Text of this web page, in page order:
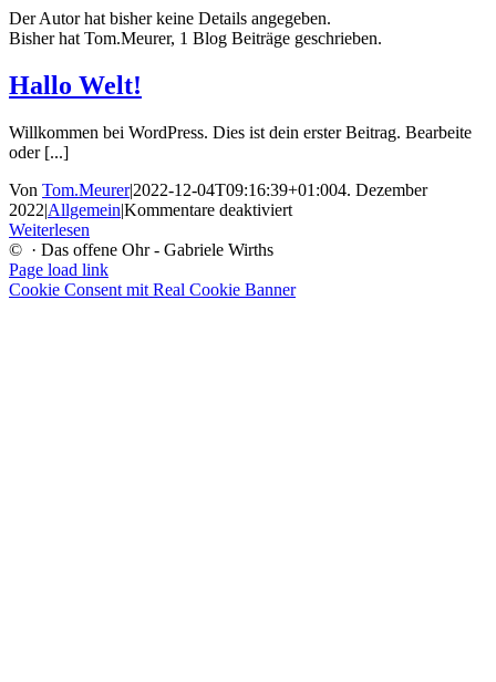
Der Autor hat bisher keine Details angegeben.
Bisher hat Tom.Meurer, 1 Blog Beiträge geschrieben.
Hallo Welt!
Willkommen bei WordPress. Dies ist dein erster Beitrag. Bearbeite
oder [...]
Von Tom.Meurer|2022-12-04T09:16:39+01:004. Dezember
2022|Allgemein|Kommentare deaktiviertfür
Weiterlesen
© · Das offene Ohr - Gabriele Wirths
Page load link
Cookie Consent mit Real Cookie Banner